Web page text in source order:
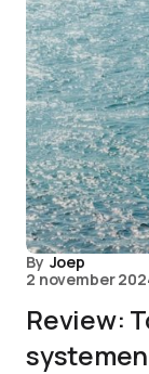
By Joep
2 november
Review:
systemen